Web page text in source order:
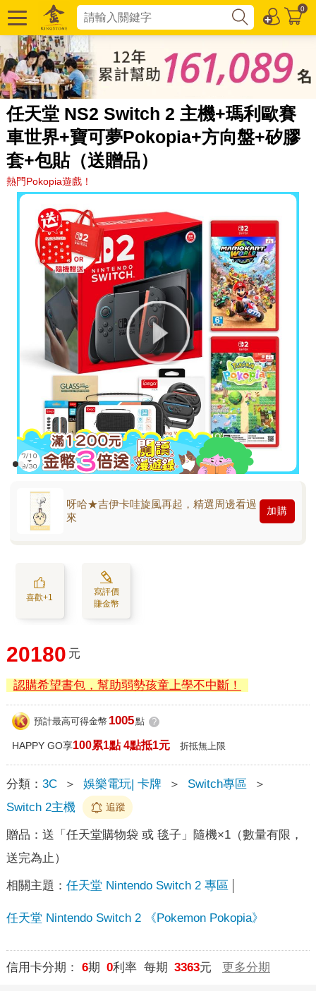
0
任天堂 NS2 Switch 2 主機+瑪利歐賽
車世界+寶可夢Pokopia+方向盤+矽膠
套+包貼（送贈品）
熱門Pokopia遊戲！
呀哈★吉伊卡哇旋風再起，精選周邊看過
來
加購
喜歡+1
寫評價
賺金幣
20180 元
認購希望書包，幫助弱勢孩童上學不中斷！
預計最高可得金幣 1005點 ?
HAPPY GO享100累1點 4點抵1元 折抵無上限
分類： 3C ＞ 娛樂電玩| 卡牌 ＞ Switch專區
＞
Switch 2主機
追蹤
贈品： 送「任天堂購物袋 或 毯子」隨機×1（數量有限，
送完為止）
相關主題： 任天堂 Nintendo Switch 2 專區
任天堂 Nintendo Switch 2 《Pokemon Pokopia》
信用卡分期： 6期 0利率 每期 3363元 更多分期